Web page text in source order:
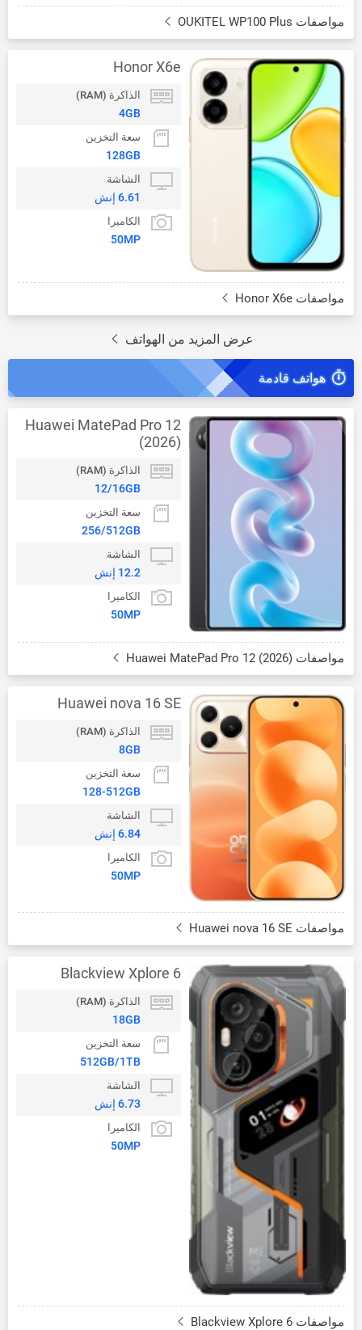
مواصفات OUKITEL WP100 Plus
Honor X6e
الذاكرة (RAM)
4GB
سعة التخزين
128GB
الشاشة
6.61 إنش
الكاميرا
50MP
مواصفات Honor X6e
عرض المزيد من الهواتف
هواتف قادمة
Huawei MatePad Pro 12
(2026)
الذاكرة (RAM)
12/16GB
سعة التخزين
256/512GB
الشاشة
12.2 إنش
الكاميرا
50MP
مواصفات Huawei MatePad Pro 12 (2026)
Huawei nova 16 SE
الذاكرة (RAM)
8GB
سعة التخزين
128-512GB
الشاشة
6.84 إنش
الكاميرا
50MP
مواصفات Huawei nova 16 SE
Blackview Xplore 6
الذاكرة (RAM)
18GB
سعة التخزين
512GB/1TB
الشاشة
6.73 إنش
الكاميرا
50MP
مواصفات Blackview Xplore 6